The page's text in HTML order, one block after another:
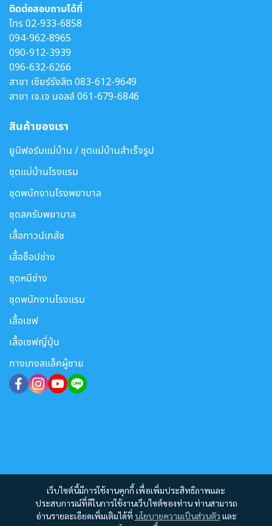
เว็บไซต์นี้มีการใช้งานคุกกี้ เพื่อเพิ่มประสิทธิภาพและ
ประสบการณ์ที่ดีในการใช้งานเว็บไซต์ของท่าน ท่านสามารถ
อ่านรายละเอียดเพิ่มเติมได้ที่ นโยบายความเป็นส่วนตัว และ
ติดต่อสอบถามได้ที่
โทร02-933-6858
094-962-8965
090-912-3939
096-632-6266
สาขา เซียร์รังสิต 083-612-9649
สาขา เจ.เจ มอลล์061-679-6846
สินค้าของเรา
ยูนิฟอร์มแม่บ้าน / ชุดแม่บ้านสำเร็จรูป
ชุดแม่บ้านโรงแรม
ชุดพนักงานโรงพยาบาล
ชุดสครับพยาบาล
เสื้อกาวน์เภสัช
เสื้อช็อปช่าง
ชุดหมีช่าง
ชุดพนักงานโรงแรม
เสื้อเชฟ
เสื้อเชฟญี่ปุ่น
กางเกงสแล็คผู้ชาย